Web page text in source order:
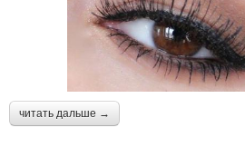
читать дальше →